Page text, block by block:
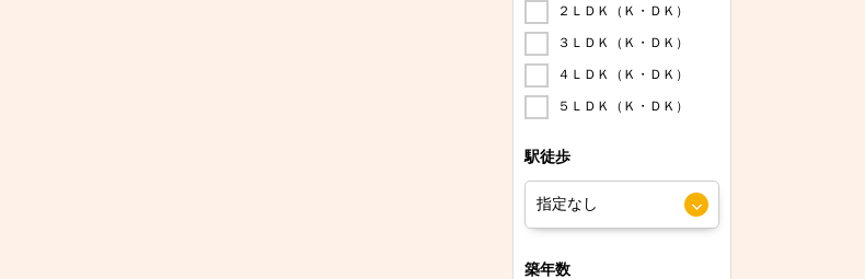
２ＬＤＫ（Ｋ・ＤＫ）
３ＬＤＫ（Ｋ・ＤＫ）
４ＬＤＫ（Ｋ・ＤＫ）
５ＬＤＫ（Ｋ・ＤＫ）
駅徒歩
築年数